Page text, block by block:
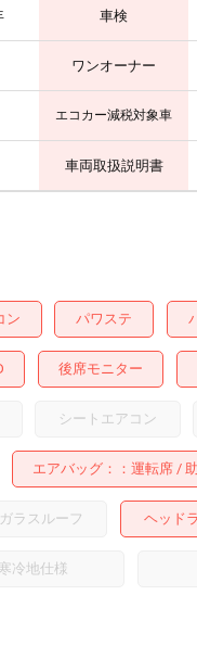
車検
ワンオーナー
エコカー減税対象車
車両取扱説明書
ン パワステ
後席モニター
シートエアコン
エアバッグ： 運転席
ラスルーフ ヘッド
寒冷地仕様